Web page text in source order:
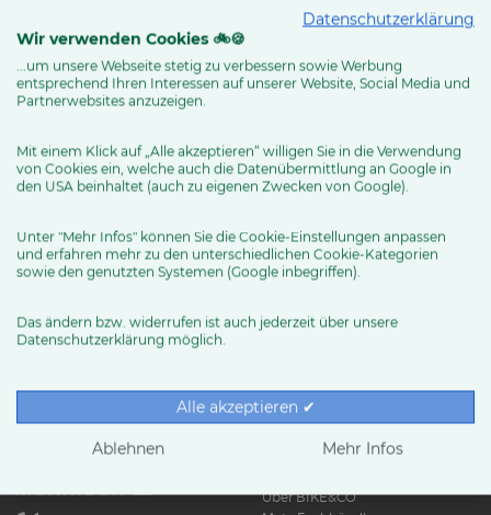
MEHR ERFAHREN
News & Trends
Ratgeber
Über BIKE&CO
Datenschutzerklärung
Wir verwenden Cookies 🚲🍪
...um unsere Webseite stetig zu verbessern sowie Werbung
entsprechend Ihren Interessen auf unserer Website, Social Media und
Partnerwebsites anzuzeigen.
Mit einem Klick auf „Alle akzeptieren“ willigen Sie in die Verwendung
von Cookies ein, welche auch die Datenübermittlung an Google in
den USA beinhaltet (auch zu eigenen Zwecken von Google).
Unter "Mehr Infos" können Sie die Cookie-Einstellungen anpassen
und erfahren mehr zu den unterschiedlichen Cookie-Kategorien
sowie den genutzten Systemen (Google inbegriffen).
Das ändern bzw. widerrufen ist auch jederzeit über unsere
Datenschutzerklärung möglich.
Alle akzeptieren ✔
Ablehnen Mehr Infos